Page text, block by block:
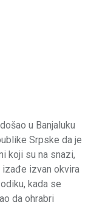
u Banjaluku
Srpske da je
koji su na snazi,
izvan okvira
kada se
da ohrabri